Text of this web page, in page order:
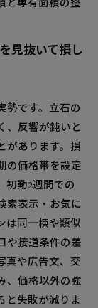
見抜いて損し
勢です。立石の
、反響が鈍いと
があります。損
の価格帯を設定
初動2週間での
索表示・お気に
は同一棟や類似
や接道条件の差
真や広告文、交
、価格以外の強
と失敗が減りま